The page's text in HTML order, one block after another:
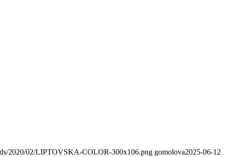
2020/02/LIPTOVSKA-COLOR-300x106.png gomolova2025-06-12